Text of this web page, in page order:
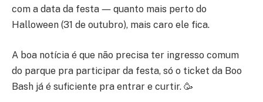
com a data da festa ― quanto mais perto do
Halloween (31 de outubro), mais caro ele fica.
A boa notícia é que não precisa ter ingresso comum
do parque pra participar da festa, só o ticket da Boo
Bash já é suficiente pra entrar e curtir. 🥳